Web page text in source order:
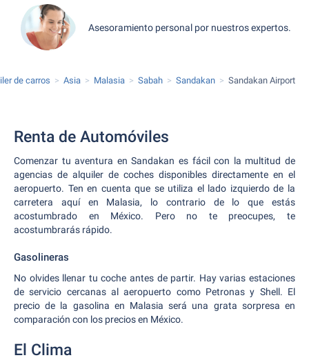
Asesoramiento personal por nuestros expertos.
de carros Asia Malasia Sabah Sandakan Sandakan Airport
Renta de Automóviles
Comenzar tu aventura en Sandakan es fácil con la multitud de
agencias de alquiler de coches disponibles directamente en el
aeropuerto. Ten en cuenta que se utiliza el lado izquierdo de la
carretera aquí en Malasia, lo contrario de lo que estás
acostumbrado en México. Pero no te preocupes, te
acostumbrarás rápido.
Gasolineras
No olvides llenar tu coche antes de partir. Hay varias estaciones
de servicio cercanas al aeropuerto como Petronas y Shell. El
precio de la gasolina en Malasia será una grata sorpresa en
comparación con los precios en México.
El Clima